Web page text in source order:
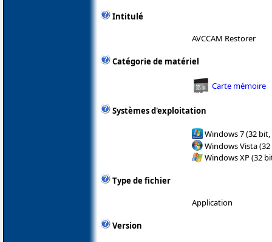
Intitulé
AVCCAM Restorer
Catégorie de matériel
Carte mémoire
Systèmes d'exploitation
Windows 7 (32 bit,
Windows Vista
Windows XP (32
Type de fichier
Application
Version